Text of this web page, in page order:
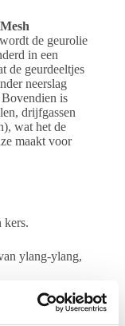
de geurolie
in een
de geurdeeltjes
neerslag
is
drijfgassen
wat het de
maakt voor
kers.
ylang-ylang,
een blijvende,